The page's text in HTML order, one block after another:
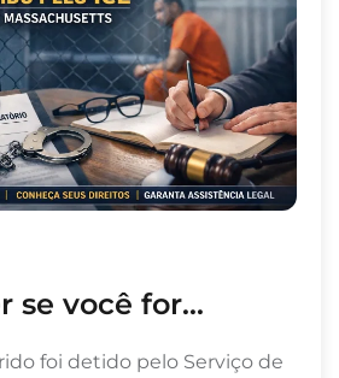
se você for...
foi detido pelo Serviço de